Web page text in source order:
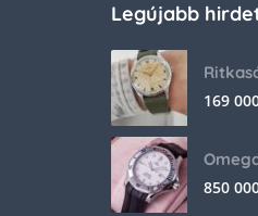
Legújabb
169
850